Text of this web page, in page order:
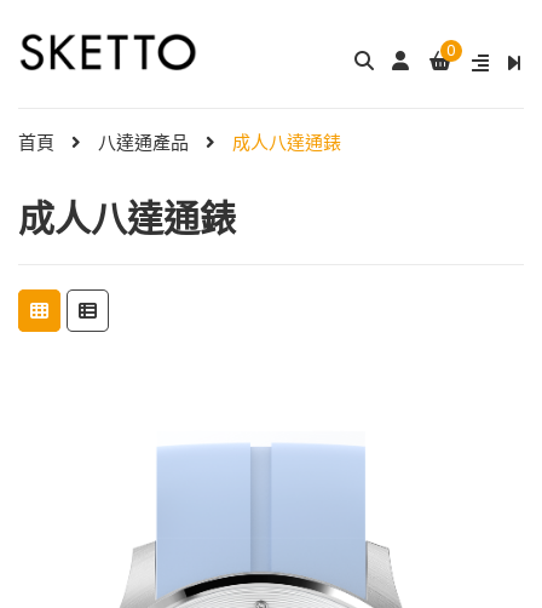
0
首頁 八達通產品 成人八達通錶
成人八達通錶